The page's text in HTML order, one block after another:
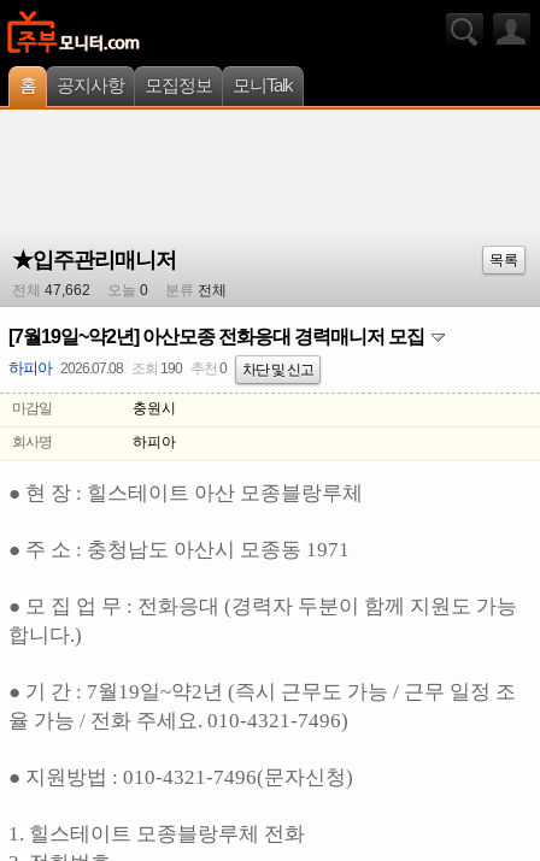
홈 공지사항 모집정보 모니Talk
★입주관리매니저
목록
전체 47,662 오늘 0 분류 전체
[7월19일~약2년] 아산모종 전화응대 경력매니저 모집
하피아 2026.07.08 조회 190 추천 0 차단 및 신고
마감일
충원시
회사명
하피아
● 현 장 : 힐스테이트 아산 모종블랑루체
● 주 소 : 충청남도 아산시 모종동 1971
● 모 집 업 무 : 전화응대 (경력자 두분이 함께 지원도 가능
합니다.)
● 기 간 : 7월19일~약2년 (즉시 근무도 가능 / 근무 일정 조
율 가능 / 전화 주세요. 010-4321-7496)
● 지원방법 : 010-4321-7496(문자신청)
1. 힐스테이트 모종블랑루체 전화